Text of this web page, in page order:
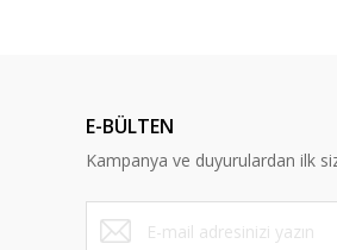
Ürün bilgilerinde hatalar
Ürün fiyatı diğer sitelerden
Bu ürüne benzer farklı
aldım
B... B... | 07/05/2025
Sorunsuz bir alışveriş
bir alışveriş platformu herkese
E-BÜLTEN
Kampanya ve duyurulardan ilk